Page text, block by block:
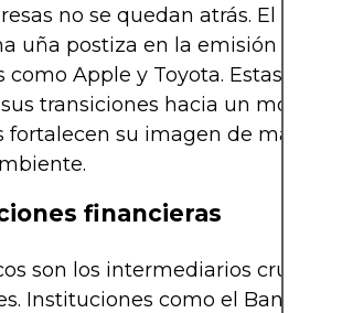
no se quedan atrás. El
uña postiza en la emisión de
como Apple y Toyota. Estas
transiciones hacia un modelo
fortalecen su imagen de marca
financieras
son los intermediarios
Instituciones como el Banco